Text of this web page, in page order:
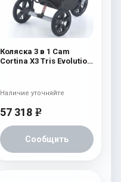
Коляска 3 в 1 Cam
Cortina X3 Tris Evolution
57 318 e
Сообщить
Наличие уточняйте